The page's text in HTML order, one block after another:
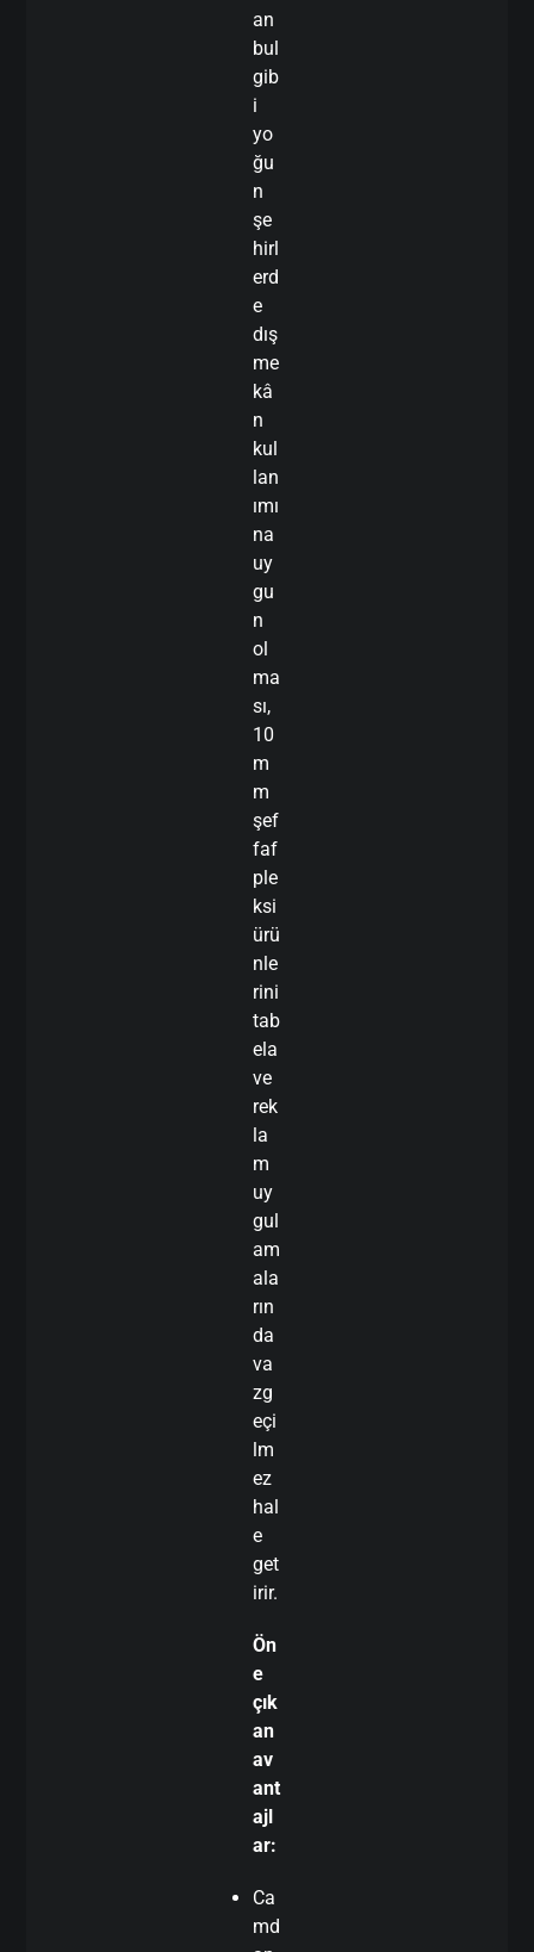
an
bul
gib
i
yo
ğu
n
şe
hirl
erd
e
dış
me
kâ
n
kul
lan
ımı
na
uy
gu
n
ol
ma
sı,
10
m
m
şef
faf
ple
ksi
ürü
nle
rini
tab
ela
ve
rek
la
m
uy
gul
am
ala
rın
da
va
zg
eçi
lm
ez
hal
e
get
irir.
Ön
e
çık
an
av
ant
ajl
ar:
Ca
md